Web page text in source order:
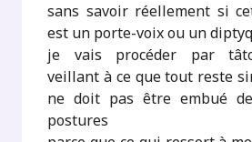
sans savoir réellement si
est un porte-voix ou un
je vais procéder par
veillant à ce que tout reste
ne doit pas être embué
postures